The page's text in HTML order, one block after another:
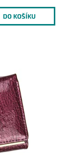
a je
vzhledem